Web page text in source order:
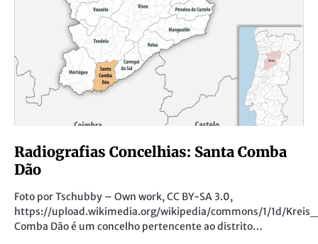
Radiografias Concelhias: Santa Comba
Dão
Foto por Tschubby – Own work, CC BY-SA 3.0,
https://upload.wikimedia.org/wikipedia/commons/1/1d/
Comba Dão é um concelho pertencente ao distrito…